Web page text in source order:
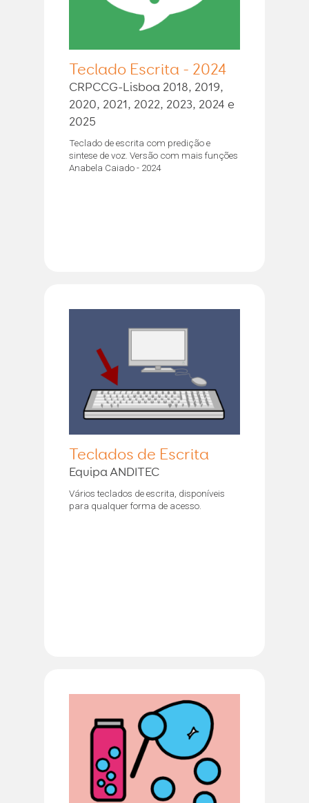
Teclado Escrita - 2024
CRPCCG-Lisboa 2018, 2019,
2020, 2021, 2022, 2023, 2024 e
2025
Teclado de escrita com predição e
sintese de voz. Versão com mais funções
Anabela Caiado - 2024
Teclados de Escrita
Equipa ANDITEC
Vários teclados de escrita, disponíveis
para qualquer forma de acesso.